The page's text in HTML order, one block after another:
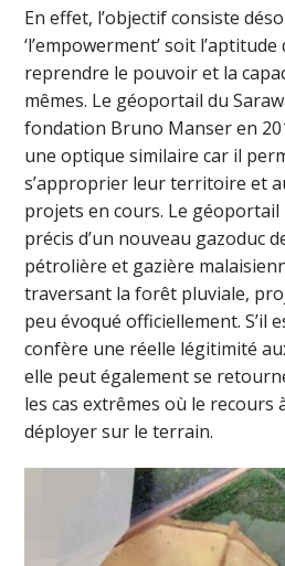
En effet, l’objectif consiste
‘l’empowerment’ soit
reprendre le pouvoir et la
mêmes. Le géoportail du
fondation Bruno Manser en
une optique similaire car il
s’approprier leur territoire et
projets en cours. Le
précis d’un nouveau gazoduc
pétrolière et gazière
traversant la forêt pluviale,
peu évoqué officiellement. S’il
confère une réelle légitimité
elle peut également se
les cas extrêmes où le recours
déployer sur le terrain.